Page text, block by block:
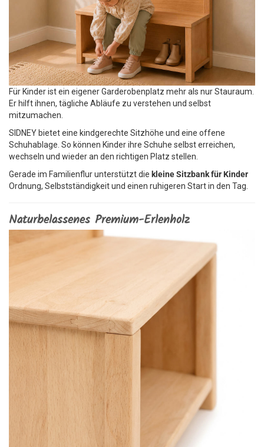
Für Kinder ist ein eigener Garderobenplatz mehr als nur Stauraum.
Er hilft ihnen, tägliche Abläufe zu verstehen und selbst
mitzumachen.
SIDNEY bietet eine kindgerechte Sitzhöhe und eine offene
Schuhablage. So können Kinder ihre Schuhe selbst erreichen,
wechseln und wieder an den richtigen Platz stellen.
Gerade im Familienflur unterstützt die kleine Sitzbank für Kinder
Ordnung, Selbstständigkeit und einen ruhigeren Start in den Tag.
Naturbelassenes Premium-Erlenholz